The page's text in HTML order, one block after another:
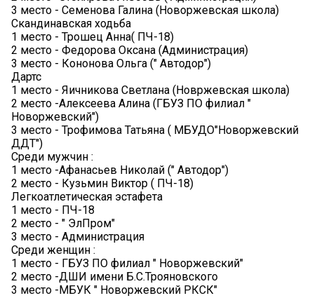
3 место - Семенова Галина (Новоржевская школа)
Скандинавская ходьба
1 место - Трошец Анна( ПЧ-18)
2 место - Федорова Оксана (Администрация)
3 место - Кононова Ольга (" Автодор")
Дартс
1 место - Яичникова Светлана (Новржевская школа)
2 место -Алексеева Алина (ГБУЗ ПО филиал "
Новоржевский")
3 место - Трофимова Татьяна ( МБУДО"Новоржевский
ДДТ")
Среди мужчин :
1 место -Афанасьев Николай (" Автодор")
2 место - Кузьмин Виктор ( ПЧ-18)
Легкоатлетическая эстафета
1 место - ПЧ-18
2 место - " ЭлПром"
3 место - Администрация
Среди женщин :
1 место - ГБУЗ ПО филиал " Новоржевский"
2 место -ДШИ имени Б.С.Трояновского
3 место -МБУК " Новоржевский РКСК"